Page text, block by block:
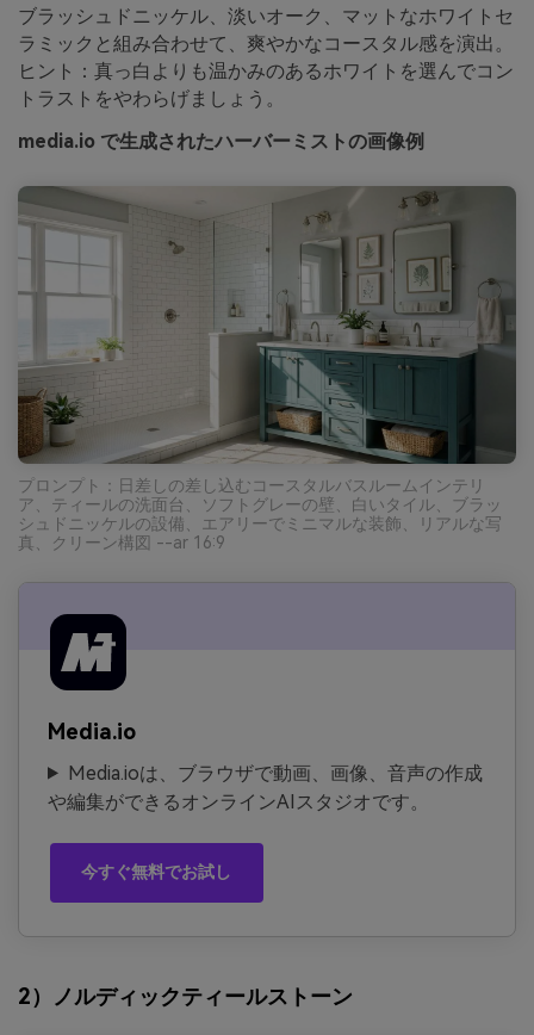
ブラッシュドニッケル、淡いオーク、マットなホワイトセ
ラミックと組み合わせて、爽やかなコースタル感を演出。
ヒント：真っ白よりも温かみのあるホワイトを選んでコン
トラストをやわらげましょう。
media.io で生成されたハーバーミストの画像例
プロンプト：日差しの差し込むコースタルバスルームインテリ
ア、ティールの洗面台、ソフトグレーの壁、白いタイル、ブラッ
シュドニッケルの設備、エアリーでミニマルな装飾、リアルな写
真、クリーン構図 --ar 16:9
Media.io
Media.ioは、ブラウザで動画、画像、音声の作成
や編集ができるオンラインAIスタジオです。
今すぐ無料でお試し
2）ノルディックティールストーン